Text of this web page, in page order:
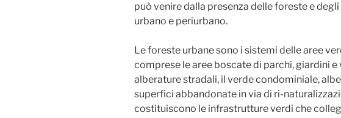
può venire dalla presenza delle foreste e
urbano e periurbano.
Le foreste urbane sono i sistemi delle aree
comprese le aree boscate di parchi, giardini e
alberature stradali, il verde condominiale,
superfici abbandonate in via di ri-
costituiscono le infrastrutture verdi che